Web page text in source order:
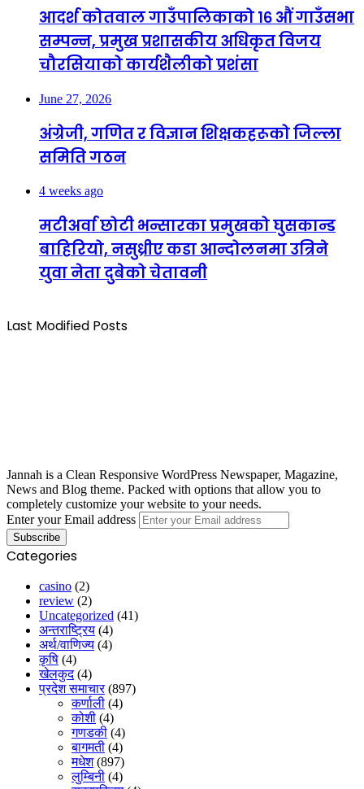
आदर्श कोतवाल गाउँपालिकाको १६ औं गाउँसभा
सम्पन्न, प्रमुख प्रशासकीय अधिकृत विजय
चौरसियाको कार्यशैलीको प्रशंसा
June 27, 2026
अंग्रेजी, गणित र विज्ञान शिक्षकहरूको जिल्ला
समिति गठन
4 weeks ago
मटीअर्वा छोटी भन्सारका प्रमुखको घुसकान्ड
बाहिरियो, नसुध्रीए कडा आन्दोलनमा उत्रिने
युवा नेता दुबेको चेतावनी
Last Modified Posts
Jannah is a Clean Responsive WordPress Newspaper, Magazine,
News and Blog theme. Packed with options that allow you to
completely customize your website to your needs.
Enter your Email address
Categories
casino (2)
review (2)
Uncategorized (41)
अन्तराष्ट्रिय (4)
अर्थ/वाणिज्य (4)
कृषि (4)
खेलकुद(4)
प्रदेश समाचार(897)
कर्णाली (4)
कोशी (4)
गणडकी (4)
बागमती (4)
मधेश(897)
लुम्बिनी (4)